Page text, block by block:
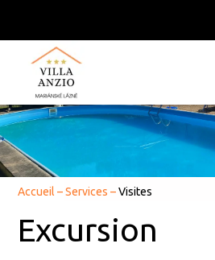
Accueil–Services–Visites
Excursion